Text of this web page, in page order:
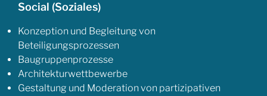
Social (Soziales)
Konzeption und Begleitung von
Beteiligungsprozessen
Baugruppenprozesse
Architekturwettbewerbe
Gestaltung und Moderation von partizipativen